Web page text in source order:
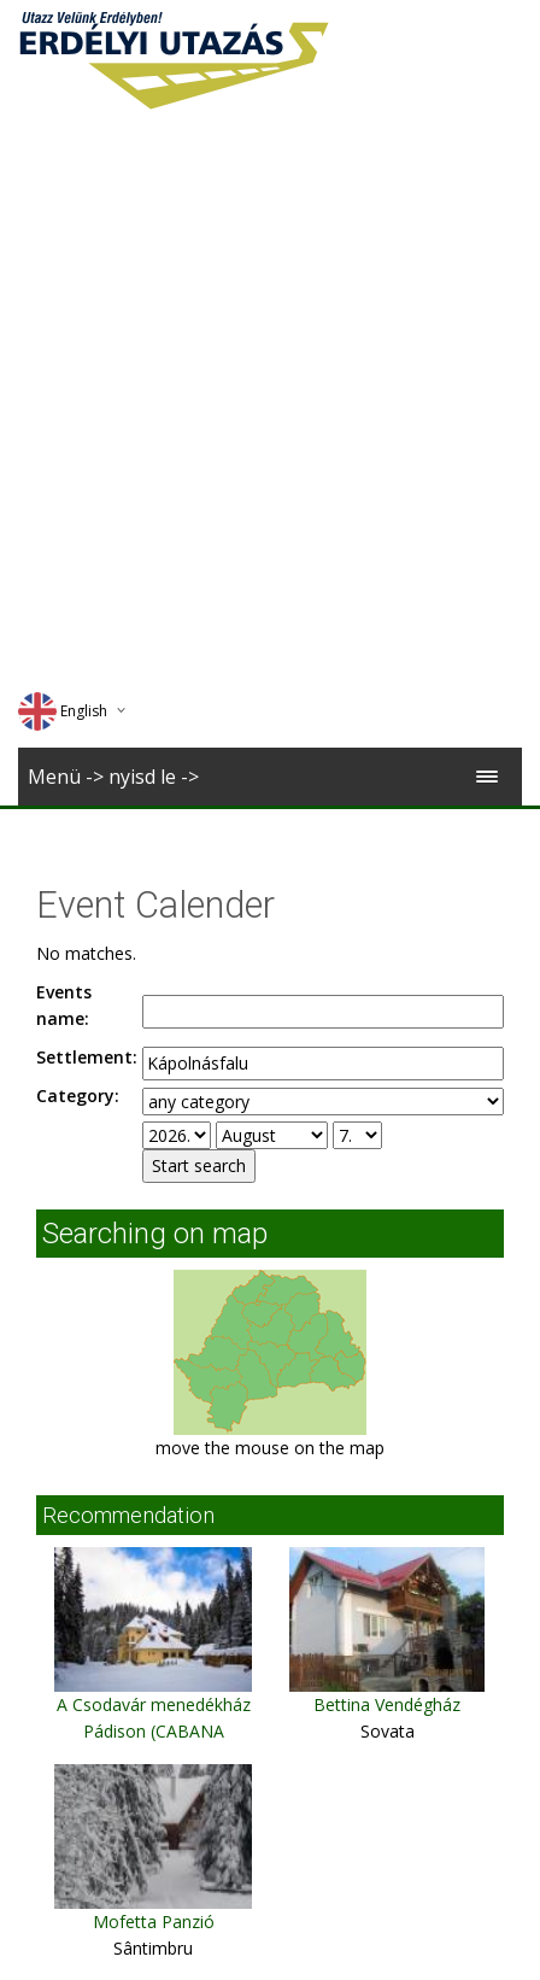
English
Deutsch
Menü -> nyisd le ->
Event Calender
No matches.
Events
name:
Settlement:
Category:
Searching on map
move the mouse on the map
Recommendation
A Csodavár menedékház
Pádison (CABANA
Padis
Bettina Vendégház
Sovata
Mofetta Panzió
Sântimbru